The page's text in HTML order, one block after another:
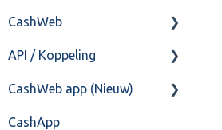
Import/Export
Postbus
Training & Consultancy
Overig
Boekhoud
Fiscaal
Overig
CashWeb
CashHero Layout
Mailen vanuit CASHWeb
Algemeen gebruik
API / Koppeling
Algemeen
Api 3.0 (SOAP API)
CashWeb app (Nieuw)
Veel gestelde vragen
CashApp